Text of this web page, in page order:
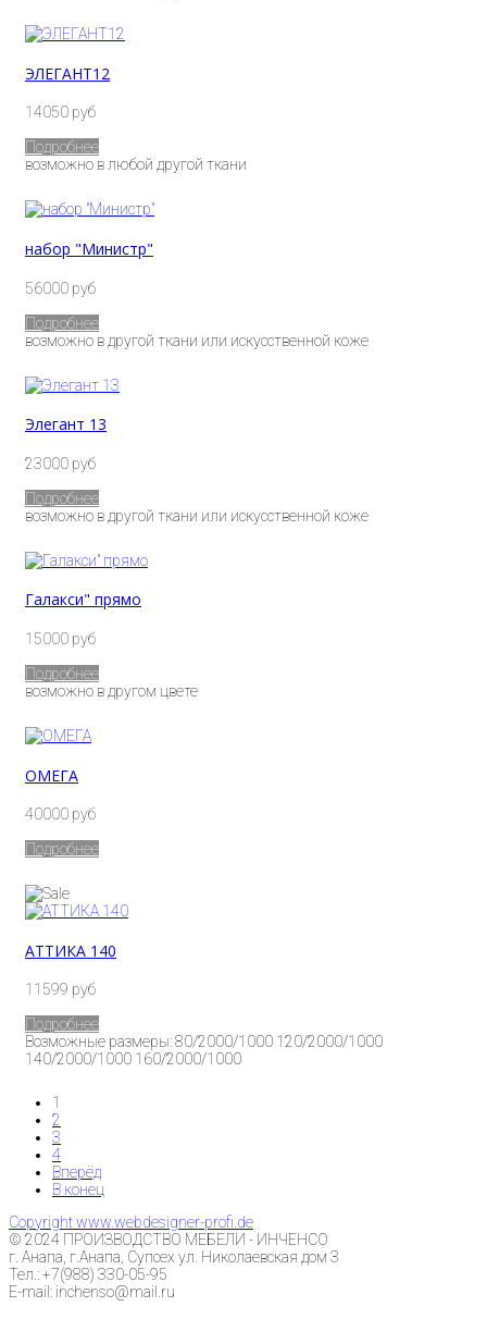
ЭЛЕГАНТ12
14050 руб
Подробнее
возможно в любой другой ткани
набор "Министр"
56000 руб
Подробнее
возможно в другой ткани или искусственной коже
Элегант 13
23000 руб
Подробнее
возможно в другой ткани или искусственной коже
Галакси" прямо
15000 руб
Подробнее
возможно в другом цвете
ОМЕГА
40000 руб
Подробнее
АТТИКА 140
11599 руб
Подробнее
Возможные размеры: 80/2000/1000 120/2000/1000
140/2000/1000 160/2000/1000
1
2
3
4
Вперёд
В конец
Copyright www.webdesigner-profi.de
© 2024 ПРОИЗВОДСТВО МЕБЕЛИ - ИНЧЕНСО
г. Анапа, г.Анапа, Супсех ул. Николаевская дом 3
Тел.: +7(988) 330-05-95
E-mail: inchenso@mail.ru